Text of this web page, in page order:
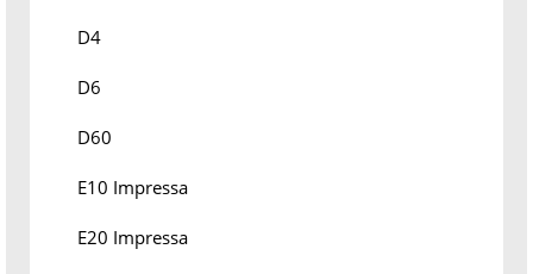
D4
D6
D60
E10 Impressa
E20 Impressa